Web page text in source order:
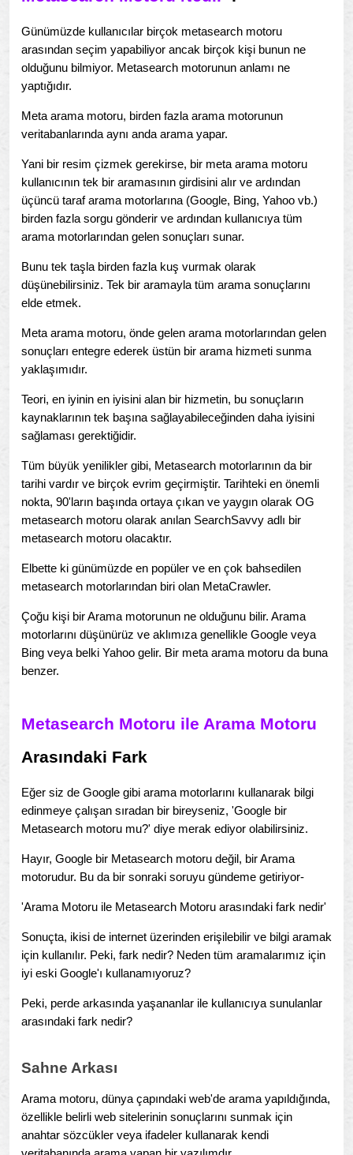
Günümüzde kullanıcılar birçok metasearch motoru
arasından seçim yapabiliyor ancak birçok kişi bunun ne
olduğunu bilmiyor. Metasearch motorunun anlamı ne
yaptığıdır.
Meta arama motoru, birden fazla arama motorunun
veritabanlarında aynı anda arama yapar.
Yani bir resim çizmek gerekirse, bir meta arama motoru
kullanıcının tek bir aramasının girdisini alır ve ardından
üçüncü taraf arama motorlarına (Google, Bing, Yahoo vb.)
birden fazla sorgu gönderir ve ardından kullanıcıya tüm
arama motorlarından gelen sonuçları sunar.
Bunu tek taşla birden fazla kuş vurmak olarak
düşünebilirsiniz. Tek bir aramayla tüm arama sonuçlarını
elde etmek.
Meta arama motoru, önde gelen arama motorlarından gelen
sonuçları entegre ederek üstün bir arama hizmeti sunma
yaklaşımıdır.
Teori, en iyinin en iyisini alan bir hizmetin, bu sonuçların
kaynaklarının tek başına sağlayabileceğinden daha iyisini
sağlaması gerektiğidir.
Tüm büyük yenilikler gibi, Metasearch motorlarının da bir
tarihi vardır ve birçok evrim geçirmiştir. Tarihteki en önemli
nokta, 90'ların başında ortaya çıkan ve yaygın olarak OG
metasearch motoru olarak anılan SearchSavvy adlı bir
metasearch motoru olacaktır.
Elbette ki günümüzde en popüler ve en çok bahsedilen
metasearch motorlarından biri olan MetaCrawler.
Çoğu kişi bir Arama motorunun ne olduğunu bilir. Arama
motorlarını düşünürüz ve aklımıza genellikle Google veya
Bing veya belki Yahoo gelir. Bir meta arama motoru da buna
benzer.
Metasearch Motoru ile Arama Motoru
Arasındaki Fark
Eğer siz de Google gibi arama motorlarını kullanarak bilgi
edinmeye çalışan sıradan bir bireyseniz, 'Google bir
Metasearch motoru mu?' diye merak ediyor olabilirsiniz.
Hayır, Google bir Metasearch motoru değil, bir Arama
motorudur. Bu da bir sonraki soruyu gündeme getiriyor-
'Arama Motoru ile Metasearch Motoru arasındaki fark nedir'
Sonuçta, ikisi de internet üzerinden erişilebilir ve bilgi aramak
için kullanılır. Peki, fark nedir? Neden tüm aramalarımız için
iyi eski Google'ı kullanamıyoruz?
Peki, perde arkasında yaşananlar ile kullanıcıya sunulanlar
arasındaki fark nedir?
Sahne Arkası
Arama motoru, dünya çapındaki web'de arama yapıldığında,
özellikle belirli web sitelerinin sonuçlarını sunmak için
anahtar sözcükler veya ifadeler kullanarak kendi